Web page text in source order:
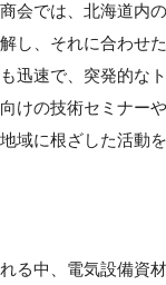
会では、北海道内
し、それに合わせ
迅速で、突発的な
けの技術セミナー
域に根ざした活動
る中、電気設備資